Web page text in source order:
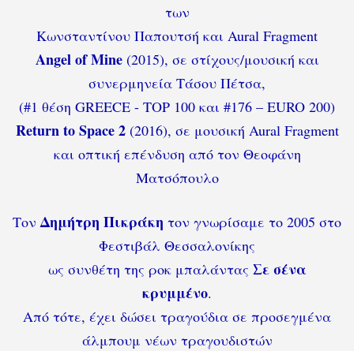
των
Κωνσταντίνου Παπουτσή και Aural Fragment
Angel of Mine(2015), σε στίχους/μουσική και
συνερμηνεία Τάσου Πέτσα,
(#1 θέση GREECE - TOP 100 και #176 – EURO 200)
Return to Space 2(2016), σε μουσική Aural Fragment
και οπτική επένδυση από τον Θεοφάνη
Ματσόπουλο
ΤονΔημήτρη Πικράκη τον γνωρίσαμε το 2005 στο
Φεστιβάλ Θεσσαλονίκης
ως συνθέτη της ροκ μπαλάντας Σε σένα
κρυμμένο.
Από τότε, έχει δώσει τραγούδια σε προσεγμένα
άλμπουμ νέων τραγουδιστών